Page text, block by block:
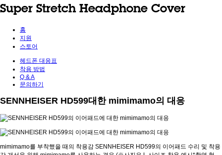
Super Stretch Headphone Cover
홈
지원
스토어
헤드폰 대응표
착용 방법
Q & A
문의하기
SENNHEISER HD599대한 mimimamo의 대응
mimimamo를 부착했을 때의 착용감 SENNHEISER HD599의 이어패드 수리 및 착용